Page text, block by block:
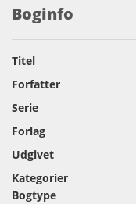
Boginfo
Titel
Forfatter
Serie
Forlag
Udgivet
Kategorier
Bogtype